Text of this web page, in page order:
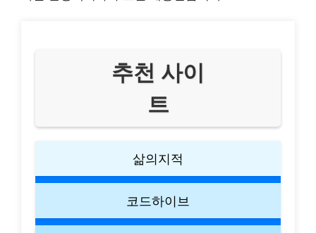
추천 사이
트
삶의지적
코드하이브